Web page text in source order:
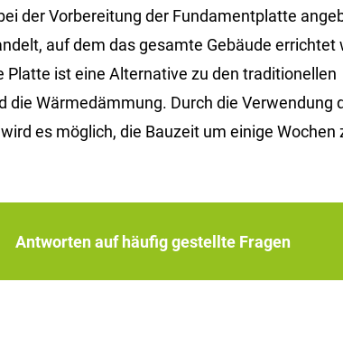
der Vorbereitung der Fundamentplatte
auf dem das gesamte Gebäude errichtet
ist eine Alternative zu den traditionellen
Wärmedämmung. Durch die Verwendung
es möglich, die Bauzeit um einige Wochen
Antworten auf häufig gestellte Fragen